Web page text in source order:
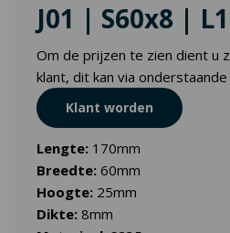
J01 | S60x8 |
Om de prijzen te zien dient u
klant, dit kan via onderstaande
Klant worden
Lengte: 170mm
Breedte: 60mm
Hoogte: 25mm
Dikte: 8mm